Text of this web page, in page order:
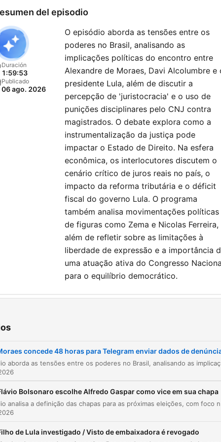
del episodio
Duración
1:59:53
Publicado
06 ago. 2026
O episódio aborda as tensões entre os
poderes no Brasil, analisando as
implicações políticas do encontro entre
Alexandre de Moraes, Davi Alcolumbre e
presidente Lula, além de discutir a
percepção de 'juristocracia' e o uso de
punições disciplinares pelo CNJ contra
magistrados. O debate explora como a
instrumentalização da justiça pode
impactar o Estado de Direito. Na esfera
econômica, os interlocutores discutem o
cenário crítico de juros reais no país, o
impacto da reforma tributária e o déficit
fiscal do governo Lula. O programa
também analisa movimentações políticas
de figuras como Zema e Nicolas Ferreira,
além de refletir sobre as limitações à
liberdade de expressão e a importância
uma atuação ativa do Congresso
para o equilíbrio democrático.
00:00:03
00:04:10 O conceito de Juristocracia
00:05:29
00:16:12 Críticas à conduta de ministros e o papel do
concede 48 horas para Telegram enviar dados de
Bolsonaro escolhe Alfredo Gaspar como vice em sua chapa
de Lula investigado / Visto de embaixadora é revogado